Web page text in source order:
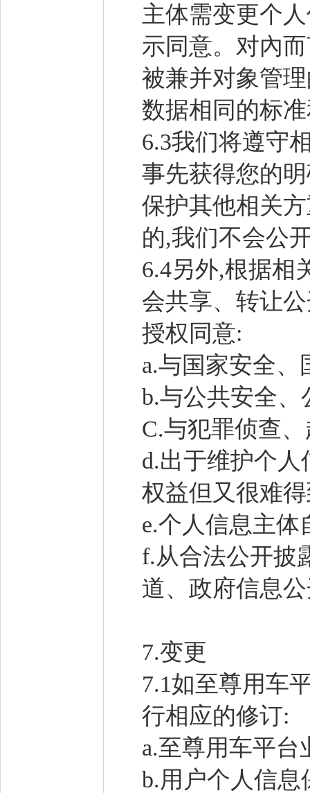
主体需变更个
示同意。对內
被兼并对象管
数据相同的标
6.3我们将遵守
事先获得您的
保护其他相关
的,我们不会公
6.4另外,根据相
会共享、转让
授权同意:
a.与国家安全
b.与公共安全
C.与犯罪侦查
d.出于维护个
权益但又很难
e.个人信息主
f.从合法公开披
道、政府信息
7.变更
7.1如至尊用车
行相应的修订:
a.至尊用车平
b.用户个人信